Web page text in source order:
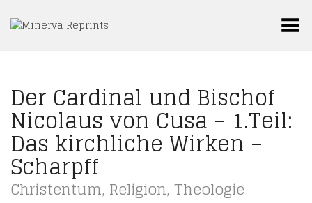
Toggle Menu
Der Cardinal und Bischof
Nicolaus von Cusa – 1.Teil:
Das kirchliche Wirken –
Scharpff
Christentum, Religion, Theologie